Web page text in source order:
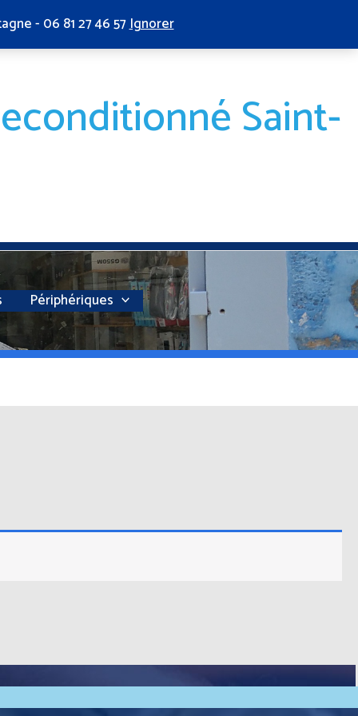
- 06 81 27 46 57Ignorer
Saint-
Périphériques